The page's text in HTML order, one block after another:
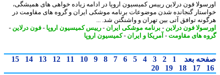
فون درلاین رییس کمیسیون اروپا در ادامه زیاده خواهی های همیشگی،
گنجانده شدن موضوعات برنامه موشکی ایران و گروه های مقاومت در
توافق آتی بین تهران و واشنگتن شد. ...
فون درلاین -برنامه موشکی ایران - رییس کمیسیون اروپا - فون درلاین -
های مقاومت-آمریکا و ایران - کمیسیون اروپا
بعد 1
2
3
4
5
6
7
8
9
10
11
12
13
14
15
17
18
19
20